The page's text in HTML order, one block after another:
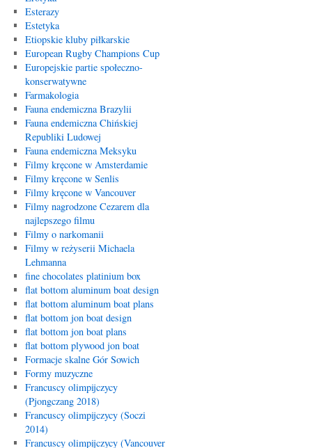
Esterazy
Estetyka
Etiopskie kluby piłkarskie
European Rugby Champions Cup
Europejskie partie społeczno-
konserwatywne
Farmakologia
Fauna endemiczna Brazylii
Fauna endemiczna Chińskiej
Republiki Ludowej
Fauna endemiczna Meksyku
Filmy kręcone w Amsterdamie
Filmy kręcone w Senlis
Filmy kręcone w Vancouver
Filmy nagrodzone Cezarem dla
najlepszego filmu
Filmy o narkomanii
Filmy w reżyserii Michaela
Lehmanna
fine chocolates platinium box
flat bottom aluminum boat design
flat bottom aluminum boat plans
flat bottom jon boat design
flat bottom jon boat plans
flat bottom plywood jon boat
Formacje skalne Gór Sowich
Formy muzyczne
Francuscy olimpijczycy
(Pjongczang 2018)
Francuscy olimpijczycy (Soczi
2014)
Francuscy olimpijczycy (Vancouver